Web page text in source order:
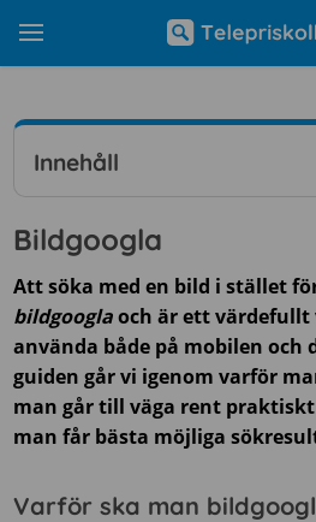
Innehåll
Bildgoogla
Att söka med en bild i stället
bildgooglaoch är ett värdefullt
använda både på mobilen och
guiden går vi igenom varför
man går till väga rent
man får bästa möjliga
Varför ska man